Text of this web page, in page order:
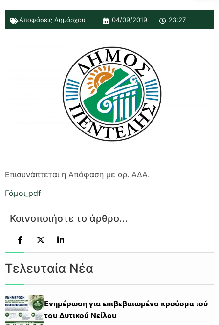
Αποφάσεις Δημάρχου 04/09/2019 23:27
Επισυνάπτεται η Απόφαση με αρ. ΑΔΑ.
Γάμοι_pdf
Κοινοποιήστε το άρθρο...
Τελευταία Νέα
Ενημέρωση για επιβεβαιωμένο κρούσμα ιού
του Δυτικού Νείλου